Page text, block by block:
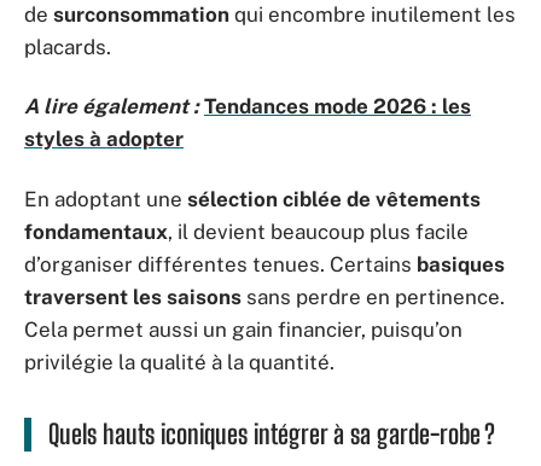
de surconsommation qui encombre inutilement les
placards.
A lire également : Tendances mode 2026 : les
styles à adopter
En adoptant une sélection ciblée de vêtements
fondamentaux, il devient beaucoup plus facile
d’organiser différentes tenues. Certains basiques
traversent les saisons sans perdre en pertinence.
Cela permet aussi un gain financier, puisqu’on
privilégie la qualité à la quantité.
Quels hauts iconiques intégrer à sa garde-robe ?